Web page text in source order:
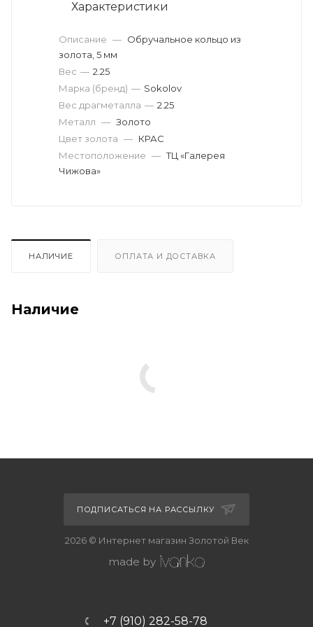
Характеристики
Описание — Обручальное кольцо из
золота, 5 мм
Вес драгметалла — 2.25
Марка (бренд) — Sokolov
Вес — 2.25
Металл — Золото
Цвет золота — КРАС
Местоположение — ТЦ «Галерея
Чижова»
НАЛИЧИЕ ОПЛАТА И ДОСТАВКА
Наличие
ПОДПИСАТЬСЯ НА РАССЫЛКУ
2026 © Интернет магазин Золотой Век
made by
+7 (910) 282-58-78